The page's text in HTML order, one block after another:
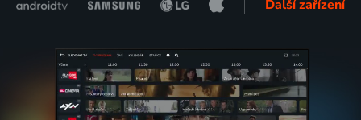
Další zařízení